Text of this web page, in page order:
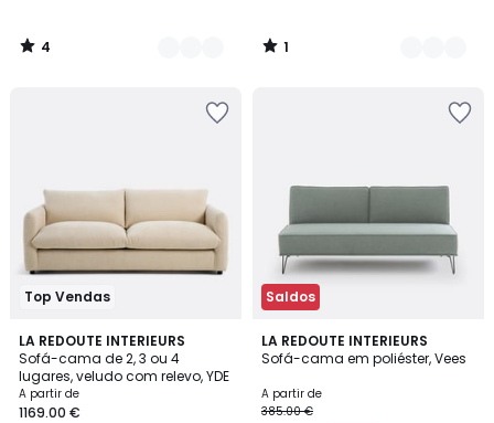
4
/
1
/
Top Vendas
LA REDOUTE INTERIEURS
Sofá-cama de 2, 3 ou 4
lugares, veludo com relevo, YDE
A partir de
1169.00 €
5
/
5
8
Cores
Saldos
LA REDOUTE INTERIEURS
Sofá-cama em poliéster, Vees
A partir de
385.00 €
4,1
/ 5
2
Cores